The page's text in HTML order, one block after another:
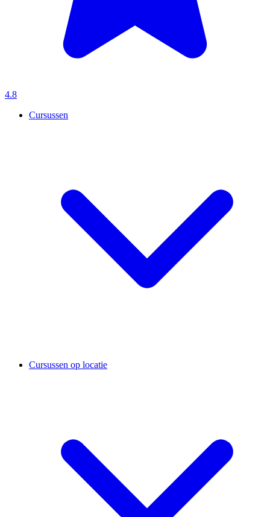
4.8
Cursussen
Cursussen op locatie